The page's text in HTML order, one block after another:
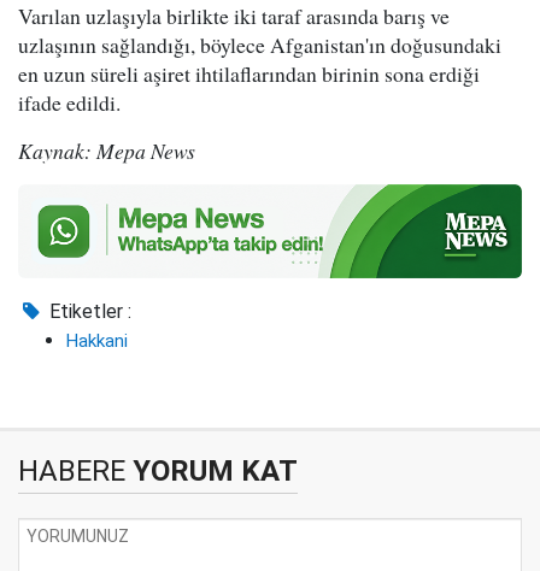
Varılan uzlaşıyla birlikte iki taraf arasında barış ve
uzlaşının sağlandığı, böylece Afganistan'ın doğusundaki
en uzun süreli aşiret ihtilaflarından birinin sona erdiği
ifade edildi.
Kaynak: Mepa News
Etiketler :
Hakkani
HABERE YORUM KAT